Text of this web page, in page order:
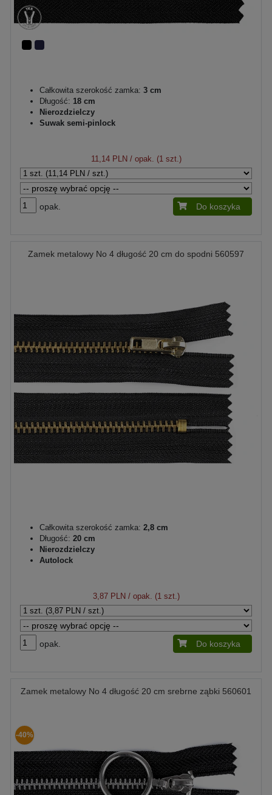
Całkowita szerokość zamka: 3 cm
Długość: 18 cm
Nierozdzielczy
Suwak semi-pinlock
11,14 PLN/ opak. (1 szt.)
opak. Do koszyka
Zamek metalowy No 4 długość 20 cm do spodni 560597
Całkowita szerokość zamka: 2,8 cm
Długość: 20 cm
Nierozdzielczy
Autolock
3,87 PLN / opak. (1 szt.)
opak. Do koszyka
Zamek metalowy No 4 długość 20 cm srebrne ząbki 560601
-40%